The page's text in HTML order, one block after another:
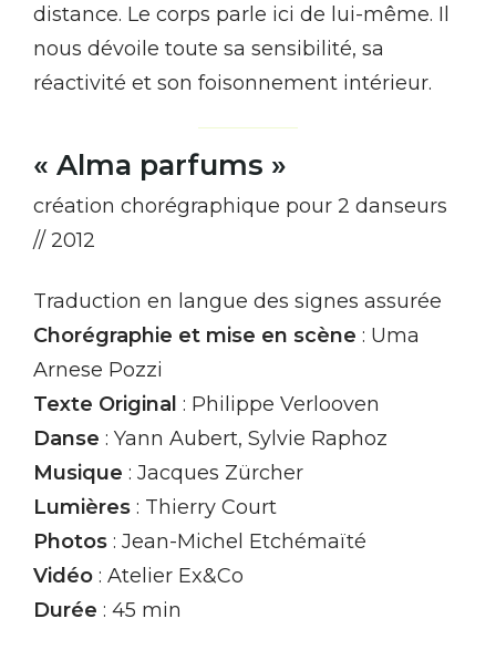
distance. Le corps parle ici de lui-même. Il
nous dévoile toute sa sensibilité, sa
réactivité et son foisonnement intérieur.
« Alma parfums »
création chorégraphique pour 2 danseurs
// 2012
Traduction en langue des signes assurée
Chorégraphie et mise en scène : Uma
Arnese Pozzi
Texte Original : Philippe Verlooven
Danse : Yann Aubert, Sylvie Raphoz
Musique : Jacques Zürcher
Lumières : Thierry Court
Photos : Jean-Michel Etchémaïté
Vidéo : Atelier Ex&Co
Durée : 45 min